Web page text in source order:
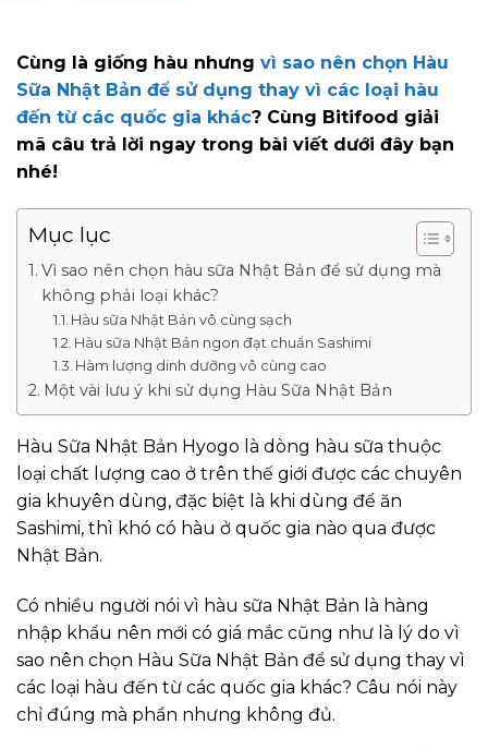
Cùng là giống hàu nhưng vì sao nên chọn Hàu
Sữa Nhật Bản để sử dụng thay vì các loại hàu
đến từ các quốc gia khác? Cùng Bitifood giải
mã câu trả lời ngay trong bài viết dưới đây bạn
nhé!
Mục lục
Vì sao nên chọn hàu sữa Nhật Bản để sử dụng mà
không phải loại khác?
Hàu sữa Nhật Bản vô cùng sạch
Hàu sữa Nhật Bản ngon đạt chuẩn Sashimi
Hàm lượng dinh dưỡng vô cùng cao
Một vài lưu ý khi sử dụng Hàu Sữa Nhật Bản
Hàu Sữa Nhật Bản Hyogo là dòng hàu sữa thuộc
loại chất lượng cao ở trên thế giới được các chuyên
gia khuyên dùng, đặc biệt là khi dùng để ăn
Sashimi, thì khó có hàu ở quốc gia nào qua được
Nhật Bản.
Có nhiều người nói vì hàu sữa Nhật Bản là hàng
nhập khẩu nên mới có giá mắc cũng như là lý do vì
sao nên chọn Hàu Sữa Nhật Bản để sử dụng thay vì
các loại hàu đến từ các quốc gia khác? Câu nói này
chỉ đúng mà phần nhưng không đủ.